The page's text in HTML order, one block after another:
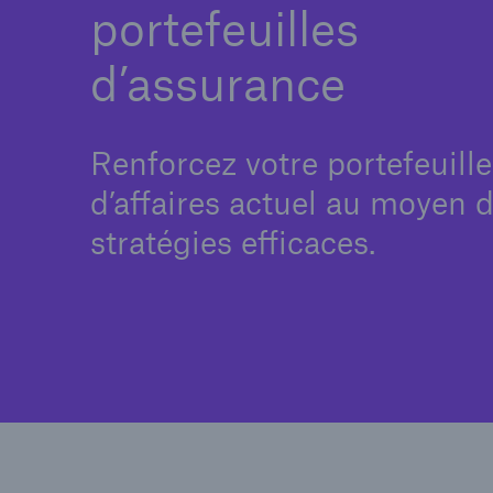
portefeuilles
d’assurance
Renforcez votre portefeuille
d’affaires actuel au moyen
stratégies efficaces.